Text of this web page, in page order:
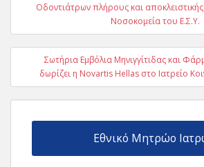
Οδοντιάτρων πλήρους και
Νοσοκομεία του Ε.Σ.Υ.
Σωτήρια Εμβόλια Μηνιγγίτιδας και
δωρίζει η Novartis Hellas στο Ιατρείο
Εθνικό Μητρώο